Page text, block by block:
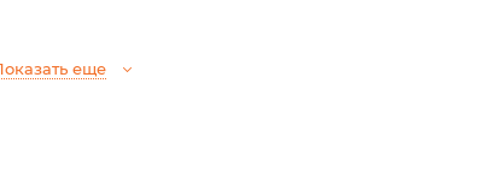
еще